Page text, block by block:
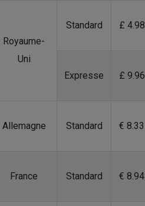
Royaume-
Uni
Standard £ 4.98
Expresse £ 9.96
Allemagne Standard € 8.33
France Standard € 8.94